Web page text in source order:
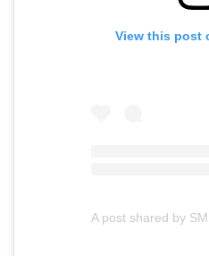
View this post